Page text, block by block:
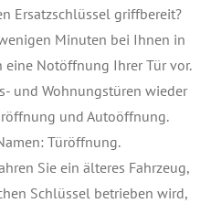
Ersatzschlüssel griffbereit?
Minuten bei Ihnen in
Notöffnung Ihrer Tür vor.
und Wohnungstüren wieder
und Autoöffnung.
Türöffnung.
Sie ein älteres Fahrzeug,
Schlüssel betrieben wird,